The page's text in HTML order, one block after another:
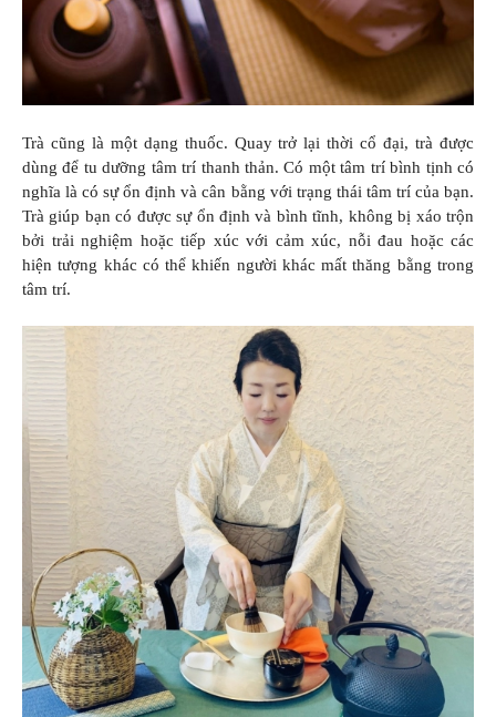
Trà cũng là một dạng thuốc. Quay trở lại thời cổ đại, trà được
dùng để tu dưỡng tâm trí thanh thản. Có một tâm trí bình tịnh có
nghĩa là có sự ổn định và cân bằng với trạng thái tâm trí của bạn.
Trà giúp bạn có được sự ổn định và bình tĩnh, không bị xáo trộn
bởi trải nghiệm hoặc tiếp xúc với cảm xúc, nỗi đau hoặc các
hiện tượng khác có thể khiến người khác mất thăng bằng trong
tâm trí.